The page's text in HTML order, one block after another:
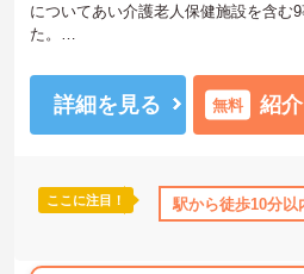
住宅手当・補助 託児所・育児
についてあい介護老人保健施設を含む
た。
またサポート体制も充実しております
りと相談にのり、サポートしてもらえ
ご興味ある方には、面接対策ポイント
詳細を見る 無料 紹
ここに注目！ 駅から徒歩10分以